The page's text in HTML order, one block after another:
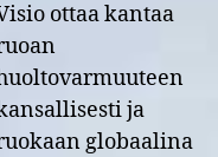
ottaa kantaa
ja
globaalina